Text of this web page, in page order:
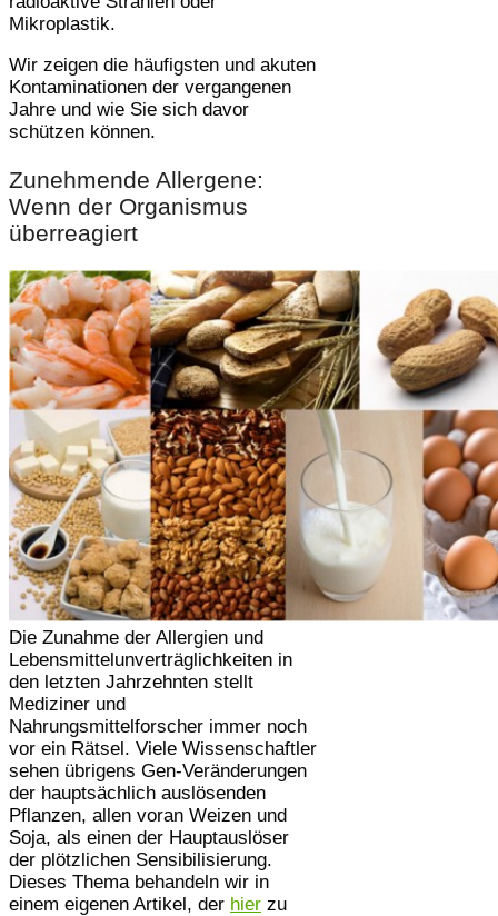
Mikroplastik.
Wir zeigen die häufigsten und akuten
Kontaminationen der vergangenen
Jahre und wie Sie sich davor
schützen können.
Zunehmende Allergene:
Wenn der Organismus
überreagiert
Die Zunahme der Allergien und
Lebensmittelunverträglichkeiten in
den letzten Jahrzehnten stellt
Mediziner und
Nahrungsmittelforscher immer noch
vor ein Rätsel. Viele Wissenschaftler
sehen übrigens Gen-Veränderungen
der hauptsächlich auslösenden
Pflanzen, allen voran Weizen und
Soja, als einen der Hauptauslöser
der plötzlichen Sensibilisierung.
Dieses Thema behandeln wir in
einem eigenen Artikel, der hier zu